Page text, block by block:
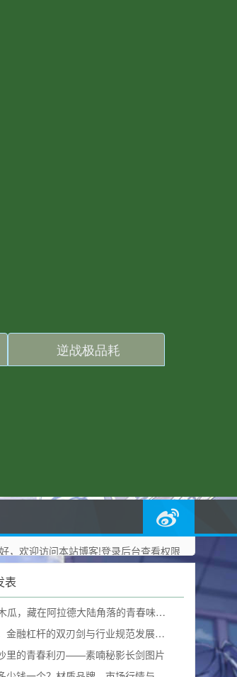
，欢迎访问本站博客!登录后台查看权限
表
DNF里的木瓜，藏在阿拉德大陆角落的青春味道dnf木瓜有什么用
配资中国，金融杠杆的双刃剑与行业规范发展之路
里的青春利刃——素喃秘影长剑图片